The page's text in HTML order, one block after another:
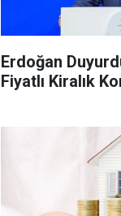
Erdoğan
Fiyatlı Kiralık